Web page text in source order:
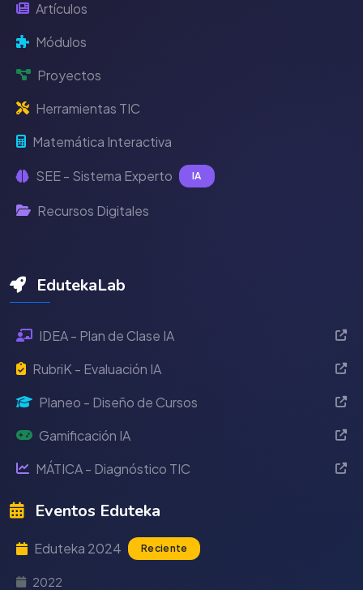
Artículos
Módulos
Proyectos
Herramientas TIC
Matemática Interactiva
SEE - Sistema Experto IA
Recursos Digitales
EdutekaLab
IDEA - Plan de Clase IA
RubriK - Evaluación IA
Planeo - Diseño de Cursos
Gamificación IA
MÁTICA - Diagnóstico TIC
Eventos Eduteka
Eduteka 2024 Reciente
2022